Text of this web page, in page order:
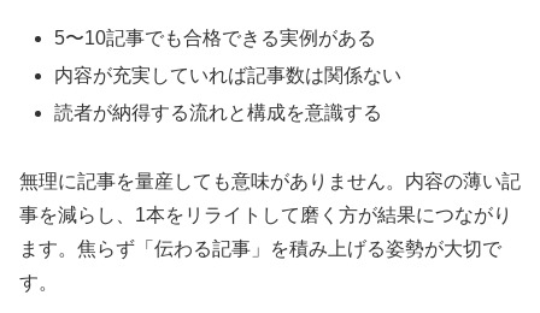
5〜10記事でも合格できる実例がある
内容が充実していれば記事数は関係ない
読者が納得する流れと構成を意識する
無理に記事を量産しても意味がありません。内容の薄い記
事を減らし、1本をリライトして磨く方が結果につながり
ます。焦らず「伝わる記事」を積み上げる姿勢が大切で
す。